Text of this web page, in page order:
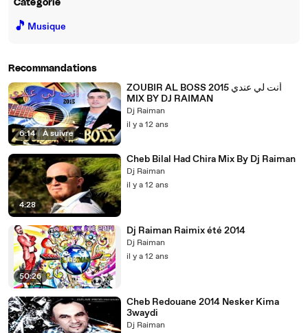
Catégorie
🎵 Musique
Recommandations
6:14 | À suivre
ZOUBIR AL BOSS 2015 أنت لي عندي
MIX BY DJ RAIMAN
Dj Raiman
il y a 12 ans
4:28
Cheb Bilal Had Chira Mix By Dj Raiman
Dj Raiman
il y a 12 ans
50:26
Dj Raiman Raimix été 2014
Dj Raiman
il y a 12 ans
Cheb Redouane 2014 Nesker Kima
3waydi
Dj Raiman